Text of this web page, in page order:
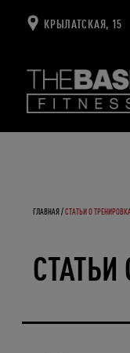
КРЫЛАТСКАЯ, 15
ГЛАВНАЯ СТАТЬИ О
СТАТЬИ